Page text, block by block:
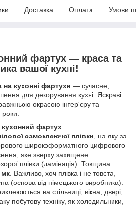
Доставка Оплата Умови
фартух — краса та
вашої кухні!
кухонні фартухи — сучасне,
для декорування кухні. Яскраві
окрасою інтер'єру та
роки.
кухонний фартух
самоклеючої плівки, на яку за
широкоформатного цифрового
яке зверху захищене
плівки (ламінація). Товщина
мк. Важливо, хоч плівка і не товста,
(основа від німецького виробника).
на стільниці, вікна, двері,
побутову техніку, як холодильники,